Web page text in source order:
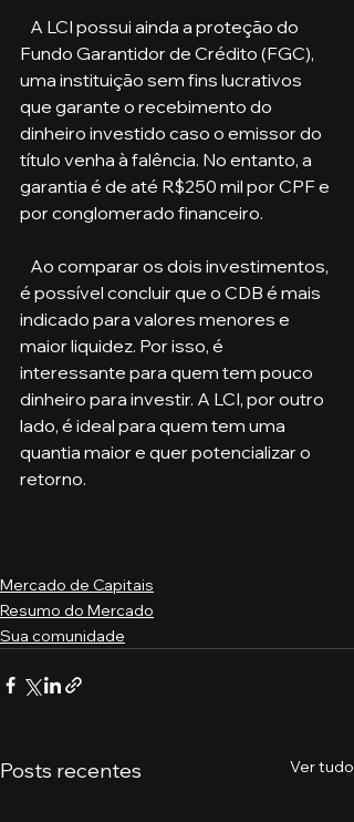
Fundo Garantidor de Crédito (FGC),
uma instituição sem fins lucrativos
que garante o recebimento do
dinheiro investido caso o emissor do
título venha à falência. No entanto, a
garantia é de até R$250 mil por CPF e
por conglomerado financeiro.
é possível concluir que o CDB é mais
indicado para valores menores e
maior liquidez. Por isso, é
interessante para quem tem pouco
dinheiro para investir. A LCI, por outro
lado, é ideal para quem tem uma
quantia maior e quer potencializar o
retorno.
Mercado de Capitais
Resumo do Mercado
Sua comunidade
Posts recentes Ver tudo